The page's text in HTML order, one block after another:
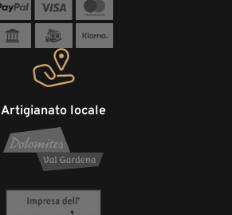
Artigianato locale